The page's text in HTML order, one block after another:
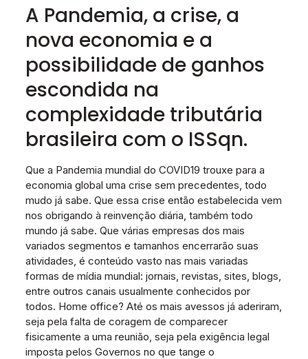
A Pandemia, a crise, a
nova economia e a
possibilidade de ganhos
escondida na
complexidade tributária
brasileira com o ISSqn.
Que a Pandemia mundial do COVID19 trouxe para a
economia global uma crise sem precedentes, todo
mudo já sabe. Que essa crise então estabelecida vem
nos obrigando à reinvenção diária, também todo
mundo já sabe. Que várias empresas dos mais
variados segmentos e tamanhos encerrarão suas
atividades, é conteúdo vasto nas mais variadas
formas de mídia mundial: jornais, revistas, sites, blogs,
entre outros canais usualmente conhecidos por
todos. Home office? Até os mais avessos já aderiram,
seja pela falta de coragem de comparecer
fisicamente a uma reunião, seja pela exigência legal
imposta pelos Governos no que tange o